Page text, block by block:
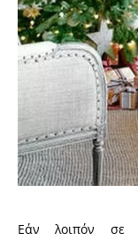
Εάν λοιπόν σε